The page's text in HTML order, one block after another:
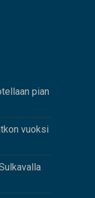
pian
vuoksi